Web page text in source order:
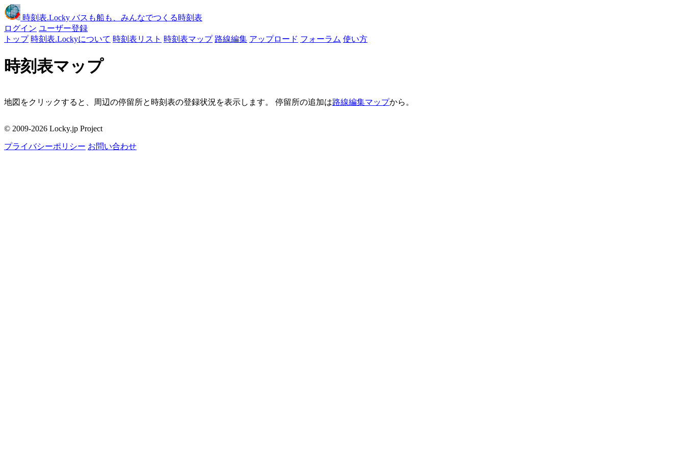
時刻表.Locky バスも船も、みんなでつくる時刻表
ログイン ユーザー登録
トップ 時刻表.Lockyについて 時刻表リスト 時刻表マップ 路線編集 アップロード フォーラム 使い方
時刻表マップ
地図をクリックすると、周辺の停留所と時刻表の登録状況を表示します。 停留所の追加は路線編集マップから。
周辺の停留所
© 2009-2026 Locky.jp Project
プライバシーポリシー お問い合わせ